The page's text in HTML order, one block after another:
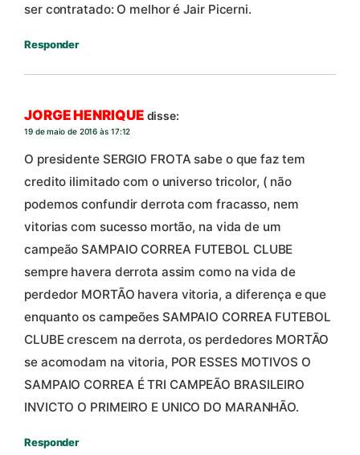
ser contratado: O melhor é Jair Picerni.
Responder
JORGE HENRIQUE disse:
19 de maio de 2016 às 17:12
O presidente SERGIO FROTA sabe o que faz tem
credito ilimitado com o universo tricolor, ( não
podemos confundir derrota com fracasso, nem
vitorias com sucesso mortão, na vida de um
campeão SAMPAIO CORREA FUTEBOL CLUBE
sempre havera derrota assim como na vida de
perdedor MORTÃO havera vitoria, a diferença e que
enquanto os campeões SAMPAIO CORREA FUTEBOL
CLUBE crescem na derrota, os perdedores MORTÃO
se acomodam na vitoria, POR ESSES MOTIVOS O
SAMPAIO CORREA É TRI CAMPEÃO BRASILEIRO
INVICTO O PRIMEIRO E UNICO DO MARANHÃO.
Responder